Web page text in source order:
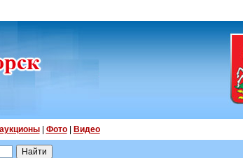
| Фото| Видео